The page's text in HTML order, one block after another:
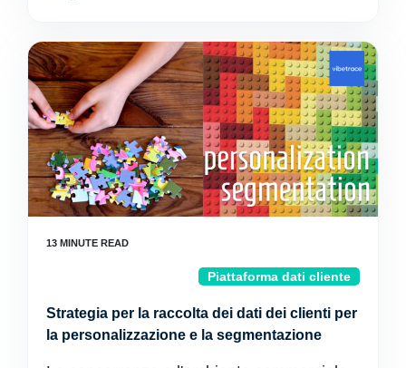
Piattaforma dati cliente
Strategia per la raccolta dei dati dei clienti per
la personalizzazione e la segmentazione